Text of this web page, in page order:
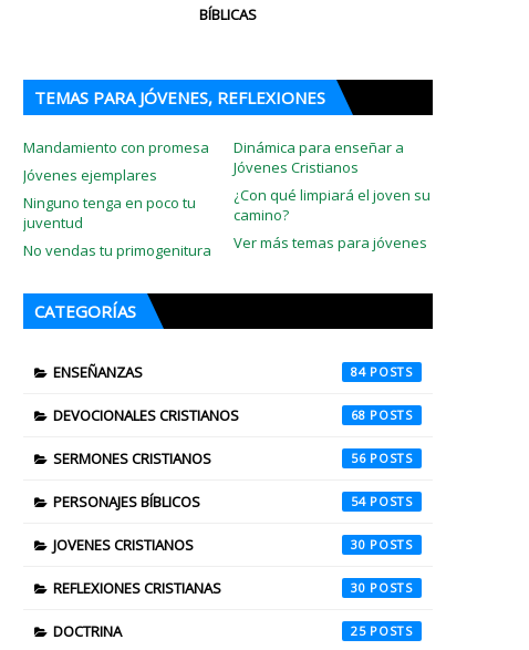
BÍBLICAS
TEMAS PARA JÓVENES, REFLEXIONES
Mandamiento con promesa
Dinámica para enseñar a
Jóvenes Cristianos
Jóvenes ejemplares
¿Con qué limpiará el joven su
camino?
Ninguno tenga en poco tu
juventud
Ver más temas para jóvenes
No vendas tu primogenitura
CATEGORÍAS
ENSEÑANZAS 84
DEVOCIONALES CRISTIANOS 68
SERMONES CRISTIANOS 56
PERSONAJES BÍBLICOS 54
JOVENES CRISTIANOS 30
REFLEXIONES CRISTIANAS 30
DOCTRINA 25